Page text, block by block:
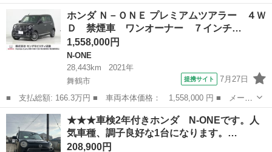
名： ホンダ ■ 車種名： Ｎ－ＯＮＥ ■ グレード名： Ｇ 検２
年 スマートキー ＣＤ ＡＢＳ ベンチシート 電格ミラー スマ
ートキー ＣＤ...
N-ONE
ホンダ Ｎ－ＯＮＥ プレミアムツアラー ４Ｗ
Ｄ 禁煙車 ワンオーナー ７インチ…
1,558,000円
N-ONE
28,443km
2021年
舞鶴市
提携サイト 7月27日
■ 支払総額: 166.3万円 ■ 車両本体価格： 1,558,000 円 ■ メーカ
ー名： ホンダ ■ 車種名： Ｎ－ＯＮＥ ■ グレード名： プレミ
アムツアラー ４ＷＤ 禁煙車 ワンオーナー ７インチナビ バッ
クカメラ...
京都 舞鶴市 N-ONE
★★★車検2年付きホンダ N-ONEです。人
気車種、調子良好な1台になります。…
208,900円